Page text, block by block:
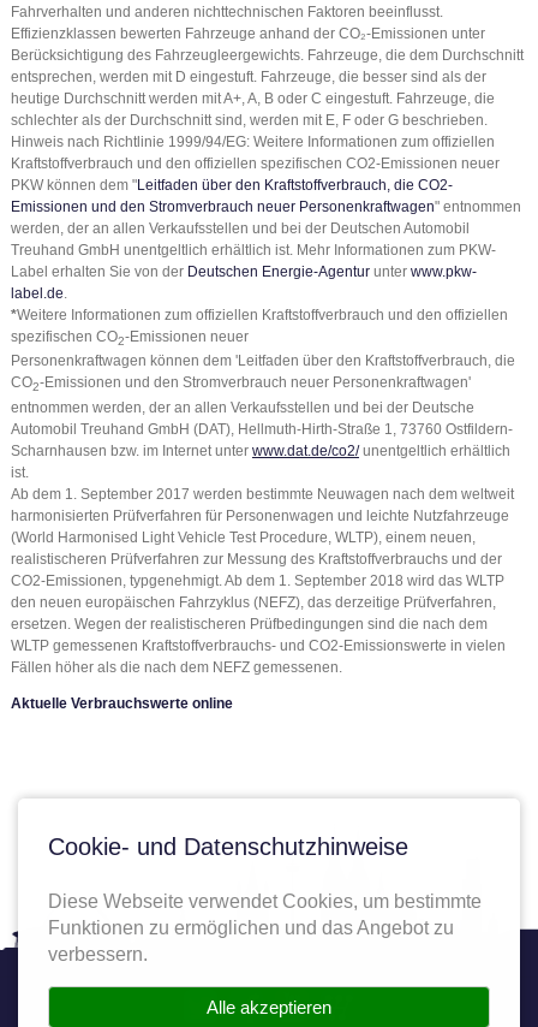
Fahrverhalten und anderen nichttechnischen Faktoren beeinflusst.
Effizienzklassen bewerten Fahrzeuge anhand der CO₂-Emissionen unter
Berücksichtigung des Fahrzeugleergewichts. Fahrzeuge, die dem Durchschnitt
entsprechen, werden mit D eingestuft. Fahrzeuge, die besser sind als der
heutige Durchschnitt werden mit A+, A, B oder C eingestuft. Fahrzeuge, die
schlechter als der Durchschnitt sind, werden mit E, F oder G beschrieben.
Hinweis nach Richtlinie 1999/94/EG: Weitere Informationen zum offiziellen
Kraftstoffverbrauch und den offiziellen spezifischen CO2-Emissionen neuer
PKW können dem "Leitfaden über den Kraftstoffverbrauch, die CO2-
Emissionen und den Stromverbrauch neuer Personenkraftwagen" entnommen
werden, der an allen Verkaufsstellen und bei der Deutschen Automobil
Treuhand GmbH unentgeltlich erhältlich ist. Mehr Informationen zum PKW-
Label erhalten Sie von der Deutschen Energie-Agenturunter www.pkw-
label.de.
*Weitere Informationen zum offiziellen Kraftstoffverbrauch und den offiziellen
spezifischen CO2-Emissionen neuer
Personenkraftwagen können dem 'Leitfaden über den Kraftstoffverbrauch, die
CO2-Emissionen und den Stromverbrauch neuer Personenkraftwagen'
entnommen werden, der an allen Verkaufsstellen und bei der Deutsche
Automobil Treuhand GmbH (DAT), Hellmuth-Hirth-Straße 1, 73760 Ostfildern-
Scharnhausen bzw. im Internet unter www.dat.de/co2/unentgeltlich erhältlich
ist.
Ab dem 1. September 2017 werden bestimmte Neuwagen nach dem weltweit
harmonisierten Prüfverfahren für Personenwagen und leichte Nutzfahrzeuge
(World Harmonised Light Vehicle Test Procedure, WLTP), einem neuen,
realistischeren Prüfverfahren zur Messung des Kraftstoffverbrauchs und der
CO2-Emissionen, typgenehmigt. Ab dem 1. September 2018 wird das WLTP
den neuen europäischen Fahrzyklus (NEFZ), das derzeitige Prüfverfahren,
ersetzen. Wegen der realistischeren Prüfbedingungen sind die nach dem
WLTP gemessenen Kraftstoffverbrauchs- und CO2-Emissionswerte in vielen
Fällen höher als die nach dem NEFZ gemessenen.
Aktuelle Verbrauchswerte online
TwitterFacebook
Cookie- und Datenschutzhinweise
Diese Webseite verwendet Cookies, um bestimmte
Funktionen zu ermöglichen und das Angebot zu
verbessern.
Alle akzeptieren